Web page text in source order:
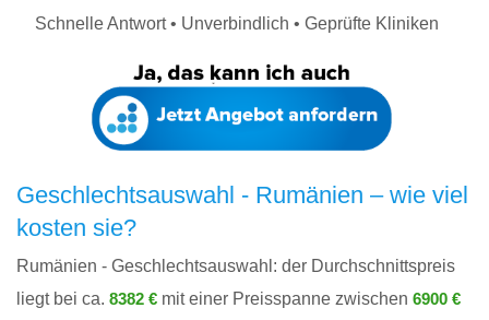
Schnelle Antwort • Unverbindlich • Geprüfte Kliniken
Geschlechtsauswahl - Rumänien – wie viel
kosten sie?
Rumänien - Geschlechtsauswahl: der Durchschnittspreis
liegt bei ca. 8382 € mit einer Preisspanne zwischen 6900 €